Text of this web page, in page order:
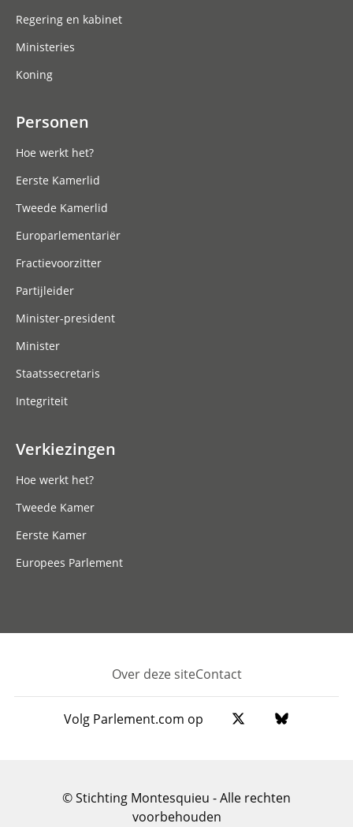
Regering en kabinet
Ministeries
Koning
Personen
Hoe werkt het?
Eerste Kamerlid
Tweede Kamerlid
Europarlementariër
Fractievoorzitter
Partijleider
Minister-president
Minister
Staatssecretaris
Integriteit
Verkiezingen
Hoe werkt het?
Tweede Kamer
Eerste Kamer
Europees Parlement
Footer
Over deze siteContact
Volg Parlement.com op
© Stichting Montesquieu - Alle rechten
voorbehouden